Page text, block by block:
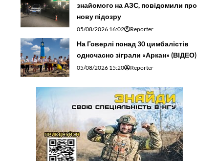
знайомого на АЗС, повідомили про
нову підозру
05/08/2026 16:02 Reporter
На Говерлі понад 30 цимбалістів
одночасно зіграли «Аркан» (ВІДЕО)
05/08/2026 15:20 Reporter